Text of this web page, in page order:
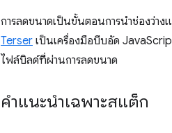
การลดขนาดเป็นขั้นตอนการนำช่องว่าง
Terser เป็นเครื่องมือบีบอัด
ไฟล์บิลด์ที่ผ่านการลดขนาด
คำแนะนำเฉพาะสแต็ก